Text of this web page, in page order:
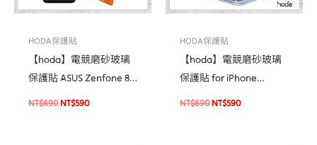
HODA保護貼
【hoda】電競磨砂玻璃
保護貼 ASUS Zenfone 8
Flip / 7 / 7 Pro
NT$690 NT$590
HODA保護貼
【hoda】電競磨砂玻璃
保護貼 for iPhone
16e/14/13系列(附無塵太
NT$690 NT$590